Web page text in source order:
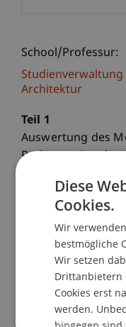
School/Professur:
Architektur
Teil 1
Auswertung des
Rotkreuz: Aus den
Schlüsse zur
Effizienz gezogen
Der
deutlich höher als
wurde. Der
„Performance-
Diese
Cookies.
Wir
bestmögliche
Wir setzen
Drittanbietern
Cookies erst
werden.